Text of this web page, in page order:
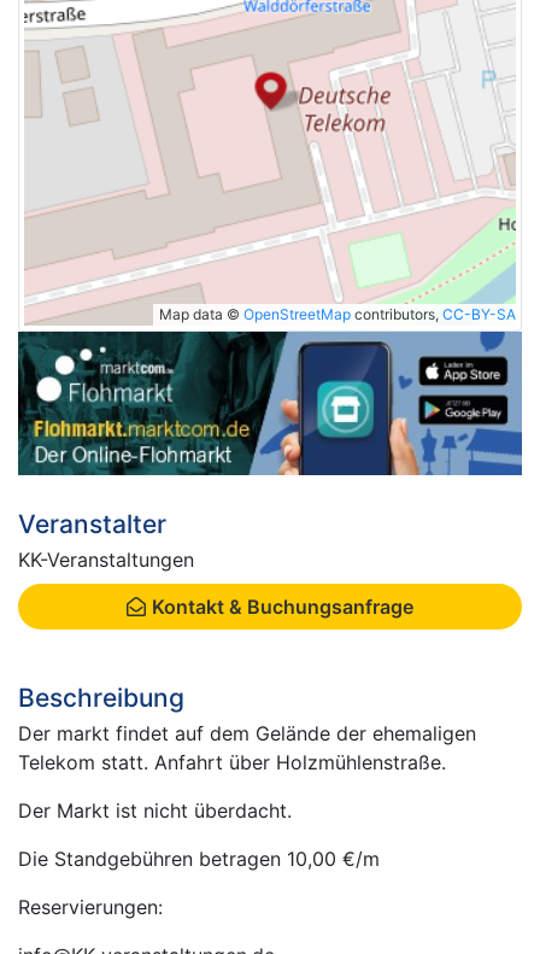
Map data © OpenStreetMap contributors, CC-BY-SA
Veranstalter
KK-Veranstaltungen
Kontakt & Buchungsanfrage
Beschreibung
Der markt findet auf dem Gelände der ehemaligen
Telekom statt. Anfahrt über Holzmühlenstraße.
Der Markt ist nicht überdacht.
Die Standgebühren betragen 10,00 €/m
Reservierungen: